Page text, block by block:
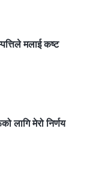
दिन सक्थे, जसले
एक सिस्टरलाई
एक खण्ड पढेर
मानिसहरूप्रति
प्राप्त गर्न उहाँले
तेरो हृदय र तेरो
मलाई कष्ट
लागि मेरो निर्णय